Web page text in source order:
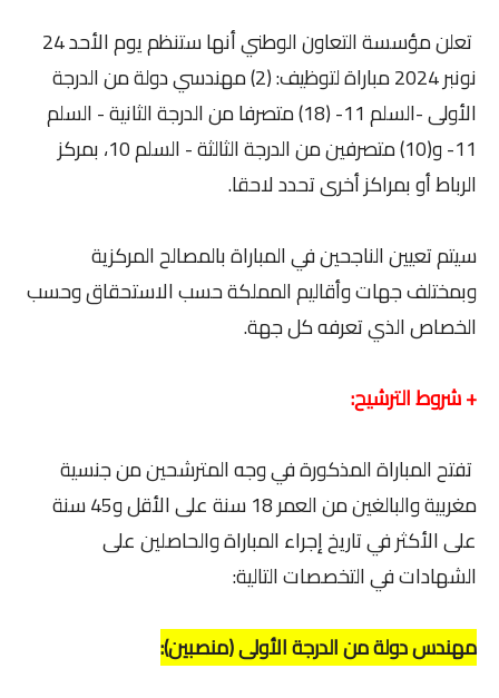
تعلن مؤسسة التعاون الوطني أنها ستنظم يوم الأحد 24
نونبر 2024 مباراة لتوظيف: (2) مهندسي دولة من الدرجة
الأولى -السلم 11- (18) متصرفا من الدرجة الثانية - السلم
11- و(10) متصرفين من الدرجة الثالثة - السلم 10، بمركز
الرباط أو بمراكز أخرى تحدد لاحقا.
سيتم تعيين الناجحين في المباراة بالمصالح المركزية
وبمختلف جهات وأقاليم المملكة حسب الاستحقاق وحسب
الخصاص الذي تعرفه كل جهة.
+ شروط الترشيح:
تفتح المباراة المذكورة في وجه المترشحين من جنسية
مغربية والبالغين من العمر 18 سنة على الأقل و45 سنة
على الأكثر في تاريخ إجراء المباراة والحاصلين على
الشهادات في التخصصات التالية:
مهندس دولة من الدرجة الأولى (منصبين):